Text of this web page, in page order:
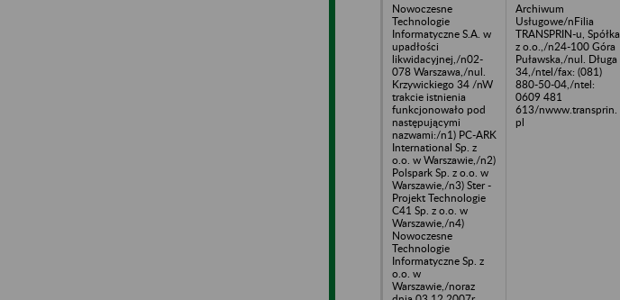
Nowoczesne
Technologie
Informatyczne S.A. w
upadłości
likwidacyjnej,/n02-
078 Warszawa,/nul.
Krzywickiego 34 /nW
trakcie istnienia
funkcjonowało pod
następującymi
nazwami:/n1) PC-ARK
International Sp. z
o.o. w Warszawie,/n2)
Polspark Sp. z o.o. w
Warszawie,/n3) Ster -
Projekt Technologie
C41 Sp. z o.o. w
Warszawie,/n4)
Nowoczesne
Technologie
Informatyczne Sp. z
o.o. w
Warszawie,/noraz
Archiwum
Usługowe/nFilia
TRANSPRIN-u, Spółka
z o.o.,/n24-100 Góra
Puławska,/nul. Długa
34,/ntel/fax: (081)
880-50-04,/ntel:
0609 481
613/nwww.transprin.
pl